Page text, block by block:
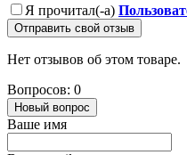
Я прочитал(-а)
Отправить свой отзыв
Нет отзывов об этом товаре.
Вопросов: 0
Новый вопрос
Ваше имя